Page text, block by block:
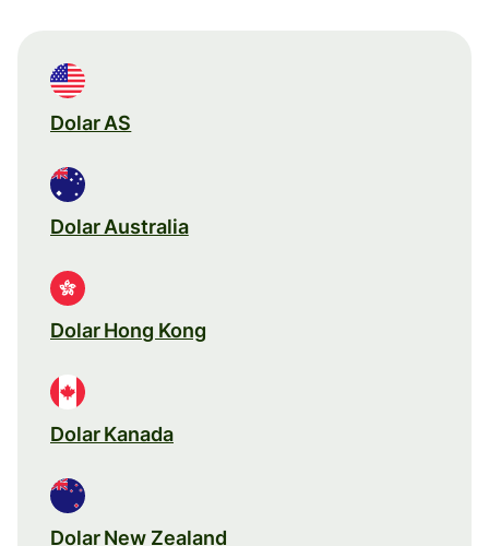
Dolar AS
Dolar Australia
Dolar Hong Kong
Dolar Kanada
Dolar New Zealand